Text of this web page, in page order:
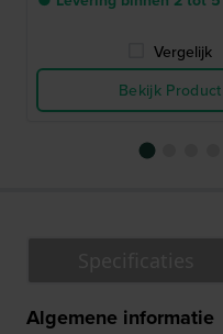
Vergelijk
Bekijk Product
Algemene informatie